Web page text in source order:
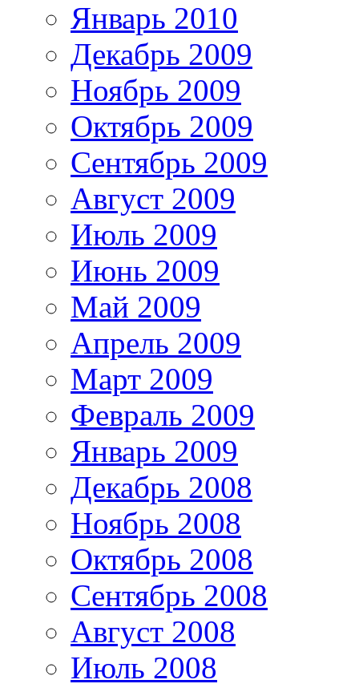
Январь 2010
Декабрь 2009
Ноябрь 2009
Октябрь 2009
Сентябрь 2009
Август 2009
Июль 2009
Июнь 2009
Май 2009
Апрель 2009
Март 2009
Февраль 2009
Январь 2009
Декабрь 2008
Ноябрь 2008
Октябрь 2008
Сентябрь 2008
Август 2008
Июль 2008